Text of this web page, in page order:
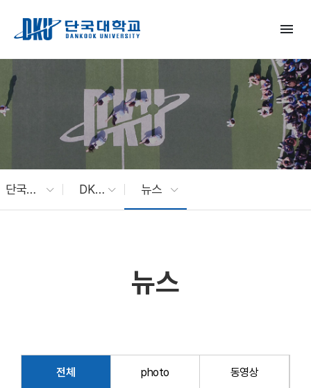
menu
단국대 소식 DKU News 뉴스
뉴스
전체 photo 동영상